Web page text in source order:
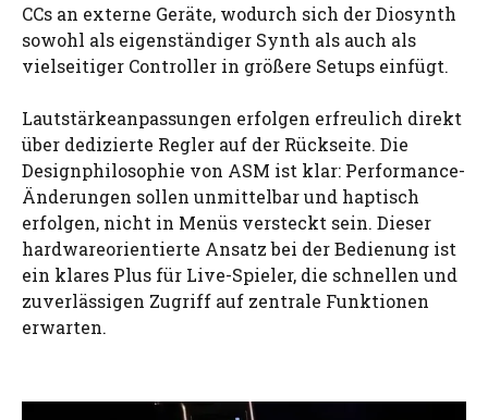
CCs an externe Geräte, wodurch sich der Diosynth
sowohl als eigenständiger Synth als auch als
vielseitiger Controller in größere Setups einfügt.
Lautstärkeanpassungen erfolgen erfreulich direkt
über dedizierte Regler auf der Rückseite. Die
Designphilosophie von ASM ist klar: Performance-
Änderungen sollen unmittelbar und haptisch
erfolgen, nicht in Menüs versteckt sein. Dieser
hardwareorientierte Ansatz bei der Bedienung ist
ein klares Plus für Live-Spieler, die schnellen und
zuverlässigen Zugriff auf zentrale Funktionen
erwarten.